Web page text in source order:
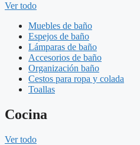
Ver todo
Muebles de baño
Espejos de baño
Lámparas de baño
Accesorios de baño
Organización baño
Cestos para ropa y colada
Toallas
Cocina
Ver todo